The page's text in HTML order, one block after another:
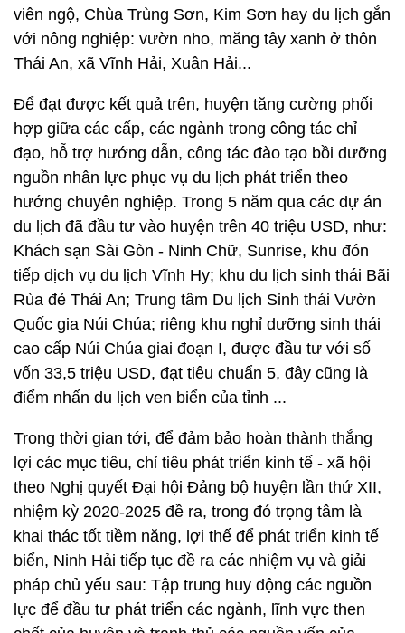
viên ngộ, Chùa Trùng Sơn, Kim Sơn hay du lịch gắn
với nông nghiệp: vườn nho, măng tây xanh ở thôn
Thái An, xã Vĩnh Hải, Xuân Hải...
Để đạt được kết quả trên, huyện tăng cường phối
hợp giữa các cấp, các ngành trong công tác chỉ
đạo, hỗ trợ hướng dẫn, công tác đào tạo bồi dưỡng
nguồn nhân lực phục vụ du lịch phát triển theo
hướng chuyên nghiệp. Trong 5 năm qua các dự án
du lịch đã đầu tư vào huyện trên 40 triệu USD, như:
Khách sạn Sài Gòn - Ninh Chữ, Sunrise, khu đón
tiếp dịch vụ du lịch Vĩnh Hy; khu du lịch sinh thái Bãi
Rùa đẻ Thái An; Trung tâm Du lịch Sinh thái Vườn
Quốc gia Núi Chúa; riêng khu nghỉ dưỡng sinh thái
cao cấp Núi Chúa giai đoạn I, được đầu tư với số
vốn 33,5 triệu USD, đạt tiêu chuẩn 5, đây cũng là
điểm nhấn du lịch ven biển của tỉnh ...
Trong thời gian tới, để đảm bảo hoàn thành thắng
lợi các mục tiêu, chỉ tiêu phát triển kinh tế - xã hội
theo Nghị quyết Đại hội Đảng bộ huyện lần thứ XII,
nhiệm kỳ 2020-2025 đề ra, trong đó trọng tâm là
khai thác tốt tiềm năng, lợi thế để phát triển kinh tế
biển, Ninh Hải tiếp tục đề ra các nhiệm vụ và giải
pháp chủ yếu sau: Tập trung huy động các nguồn
lực để đầu tư phát triển các ngành, lĩnh vực then